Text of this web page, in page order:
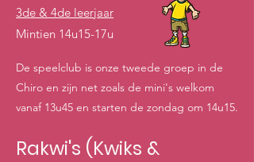
3de & 4de leerjaar
Mintien 14u15-17u
De speelclub is onze tweede groep in de
Chiro en zijn net zoals de mini's welkom
vanaf 13u45 en starten de zondag om 14u15.
Rakwi's (Kwiks &